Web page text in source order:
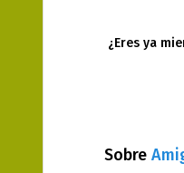
Sobre
¿Eres ya